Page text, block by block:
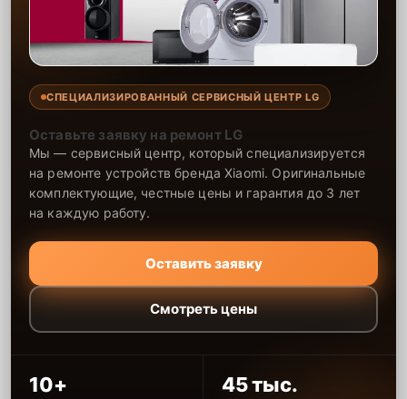
СПЕЦИАЛИЗИРОВАННЫЙ СЕРВИСНЫЙ ЦЕНТР LG
Оставьте заявку на ремонт LG
Мы — сервисный центр, который специализируется
на ремонте устройств бренда Xiaomi. Оригинальные
комплектующие, честные цены и гарантия до 3 лет
на каждую работу.
Оставить заявку
Смотреть цены
10+ 45 тыс.